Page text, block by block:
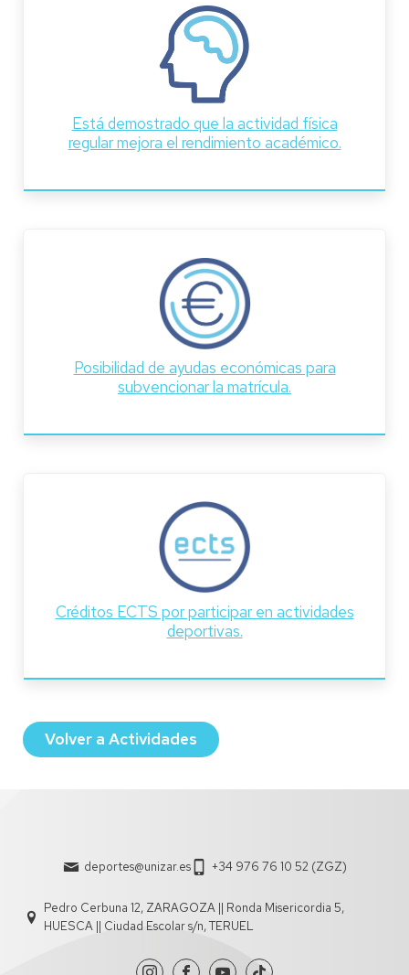
Está demostrado que la actividad física
regular mejora el rendimiento académico.
Posibilidad de ayudas económicas para
subvencionar la matrícula.
Créditos ECTS por participar en actividades
deportivas.
Volver a Actividades
deportes@unizar.es +34 976 76 10 52 (ZGZ)
Pedro Cerbuna 12, ZARAGOZA || Ronda Misericordia 5,
HUESCA || Ciudad Escolar s/n, TERUEL